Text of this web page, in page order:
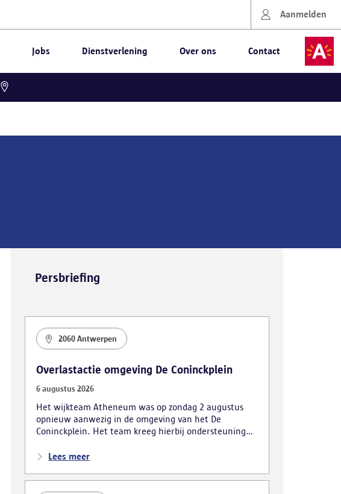
Aanmelden
Jobs Dienstverlening Over ons Contact
Persbriefing
2060 Antwerpen
Overlastactie omgeving De Coninckplein
6 augustus 2026
Het wijkteam Atheneum was op zondag 2 augustus
opnieuw aanwezig in de omgeving van het De
Coninckplein. Het team kreeg hierbij ondersteuning
verschillende vaststellingen, waarbij ook vijf personen
Lees meer